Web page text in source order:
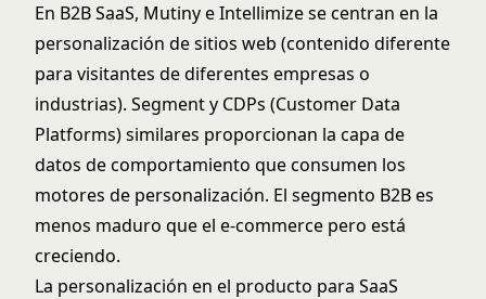
En B2B SaaS, Mutiny e Intellimize se centran en la
personalización de sitios web (contenido diferente
para visitantes de diferentes empresas o
industrias). Segment y CDPs (Customer Data
Platforms) similares proporcionan la capa de
datos de comportamiento que consumen los
motores de personalización. El segmento B2B es
menos maduro que el e-commerce pero está
creciendo.
La personalización en el producto para SaaS